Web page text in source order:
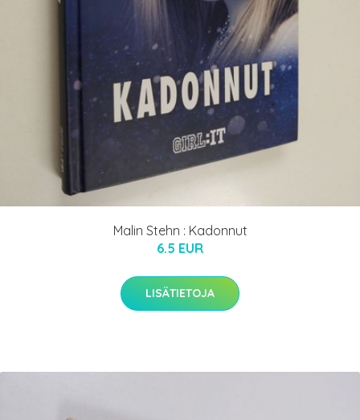
Malin Stehn : Kadonnut
6.5 EUR
LISÄTIETOJA